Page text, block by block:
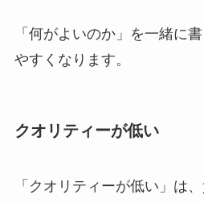
「何がよいのか」を一緒に
やすくなります。
クオリティーが低い
「クオリティーが低い」は